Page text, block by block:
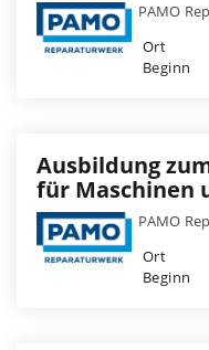
PAMO
Ort
Beginn
Ausbildung
für Maschinen
PAMO
Ort
Beginn